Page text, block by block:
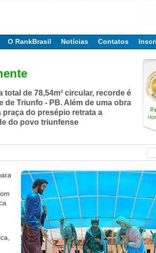
O RankBrasil Notícias Contatos
total de 78,54m² circular, recorde é
de Triunfo - PB. Além de uma obra
praça do presépio retrata a
do povo triunfense